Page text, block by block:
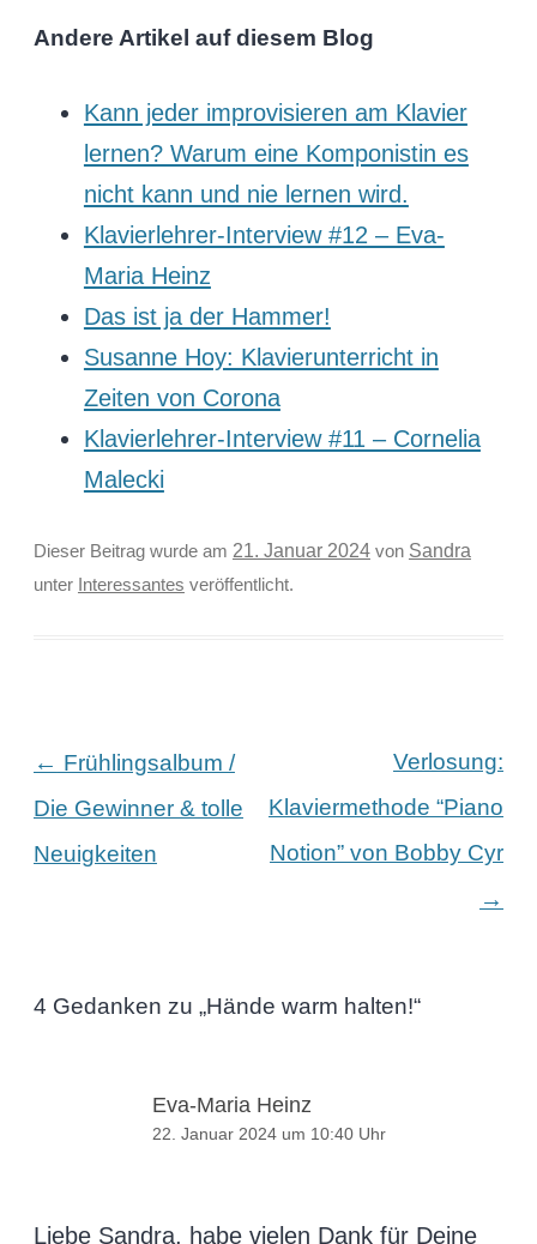
Andere Artikel auf diesem Blog
Kann jeder improvisieren am Klavier
lernen? Warum eine Komponistin es
nicht kann und nie lernen wird.
Klavierlehrer-Interview #12 – Eva-
Maria Heinz
Das ist ja der Hammer!
Susanne Hoy: Klavierunterricht in
Zeiten von Corona
Klavierlehrer-Interview #11 – Cornelia
Malecki
Dieser Beitrag wurde am 21. Januar 2024von Sandra
unter Interessantes veröffentlicht.
Beitragsnavigation
← Frühlingsalbum /
Die Gewinner & tolle
Neuigkeiten
Verlosung:
Klaviermethode “Piano
Notion” von Bobby Cyr
→
4 Gedanken zu „Hände warm halten!“
Eva-Maria Heinz
22. Januar 2024 um 10:40 Uhr
Liebe Sandra, habe vielen Dank für Deine